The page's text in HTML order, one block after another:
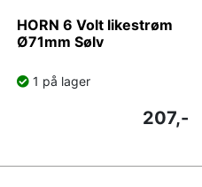
HORN 6 Volt likestrøm
Ø71mm Sølv
1 på lager
207,-